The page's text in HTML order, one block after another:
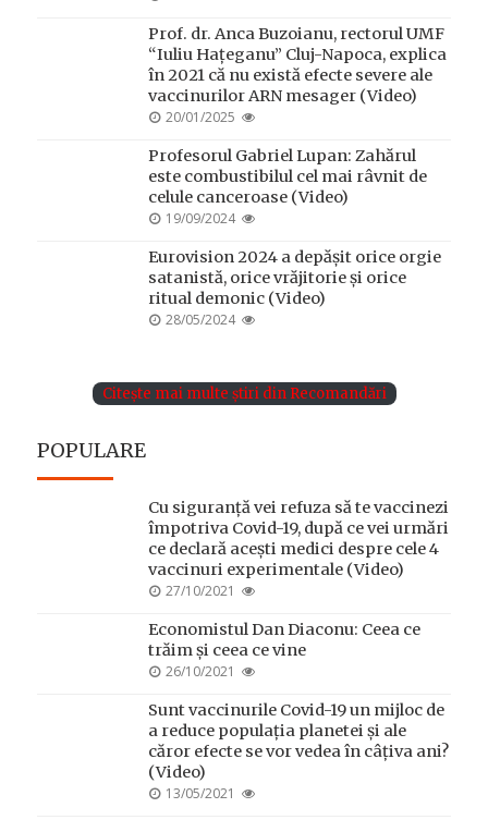
Prof. dr. Anca Buzoianu, rectorul UMF
“Iuliu Hațeganu” Cluj-Napoca, explica
în 2021 că nu există efecte severe ale
vaccinurilor ARN mesager (Video)
POSTED
20/01/2025
Profesorul Gabriel Lupan: Zahărul
este combustibilul cel mai râvnit de
celule canceroase (Video)
POSTED
19/09/2024
Eurovision 2024 a depășit orice orgie
satanistă, orice vrăjitorie și orice
ritual demonic (Video)
POSTED
28/05/2024
Citește mai multe știri din Recomandări
POPULARE
Cu siguranță vei refuza să te vaccinezi
împotriva Covid-19, după ce vei urmări
ce declară acești medici despre cele 4
vaccinuri experimentale (Video)
POSTED
27/10/2021
Economistul Dan Diaconu: Ceea ce
trăim și ceea ce vine
POSTED
26/10/2021
Sunt vaccinurile Covid-19 un mijloc de
a reduce populația planetei și ale
căror efecte se vor vedea în câțiva ani?
(Video)
POSTED
13/05/2021